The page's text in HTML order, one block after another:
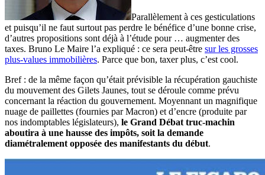
Parallèlement à ces gesticulations
et puisqu’il ne faut surtout pas perdre le bénéfice d’une bonne crise,
d’autres propositions sont déjà à l’étude pour … augmenter des
taxes. Bruno Le Maire l’a expliqué : ce sera peut-être sur les grosses
plus-values immobilières. Parce que bon, taxer plus, c’est cool.
Bref : de la même façon qu’était prévisible la récupération gauchiste
du mouvement des Gilets Jaunes, tout se déroule comme prévu
concernant la réaction du gouvernement. Moyennant un magnifique
nuage de paillettes (fournies par Macron) et d’encre (produite par
nos indomptables législateurs), le Grand Débat truc-machin
aboutira à une hausse des impôts, soit la demande
diamétralement opposée des manifestants du début.